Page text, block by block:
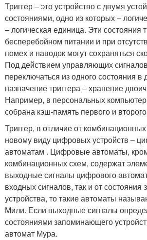
Триггер – это устройство с двумя
состояниями, одно из которых –
– логическая единица. Эти состояния
бесперебойном питании и при
помех и наводок могут сохраняться
Под действием управляющих
переключаться из одного состояния в
назначение триггера – хранение
Например, в персональных
собрана кэш-память первого и
Триггер, в отличие от
новому виду цифровых устройств –
автоматам . Цифровые автоматы,
комбинационных схем, содержат
выходные сигналы цифрового
входных сигналов, так и от
устройства, то такие автоматы
Мили. Если выходные сигналы
состояниями запоминающего
автомат Мура.